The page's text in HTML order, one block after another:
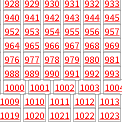
928 929 930 931 932 933
940 941 942 943 944 945
952 953 954 955 956 957
964 965 966 967 968 969
976 977 978 979 980 981
988 989 990 991 992 993
1000 1001 1002 1003
1009 1010 1011 1012 1013
1019 1020 1021 1022 1023